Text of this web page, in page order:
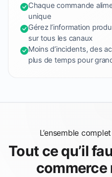
Chaque commande
unique
Gérez l’information
sur tous les canaux
Moins d’incidents, des
plus de temps pour
L’ensemble
Tout ce qu’il